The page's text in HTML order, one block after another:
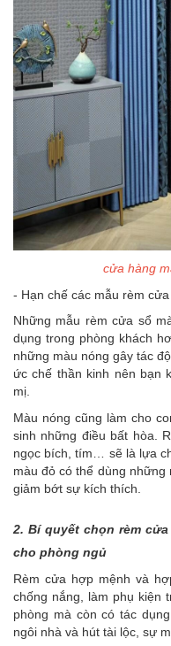
cửa hàng
- Hạn chế các mẫu rèm
Những mẫu rèm cửa sổ
dụng trong phòng khách
những màu nóng gây tác
ức chế thần kinh nên bạn
mị.
Màu nóng cũng làm cho
sinh những điều bất hòa.
ngọc bích, tím… sẽ là lựa
màu đỏ có thể dùng
giảm bớt sự kích thích.
2. Bí quyết chọn rèm
cho phòng ngủ
Rèm cửa hợp mệnh và
chống nắng, làm phụ kiện
phòng mà còn có tác
ngôi nhà và hút tài lộc, sự